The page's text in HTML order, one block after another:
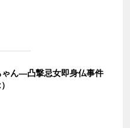
ん―凸撃忌女即身仏事件